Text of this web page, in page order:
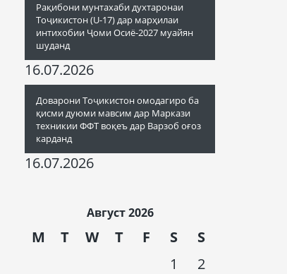
Рақибони мунтахаби духтаронаи
Тоҷикистон (U-17) дар марҳилаи
интихобии Ҷоми Осиё-2027 муайян
шуданд
16.07.2026
Доварони Тоҷикистон омодагиро ба
қисми дуюми мавсим дар Маркази
техникии ФФТ воқеъ дар Варзоб оғоз
карданд
16.07.2026
Август 2026
M T W T F S S
1
2